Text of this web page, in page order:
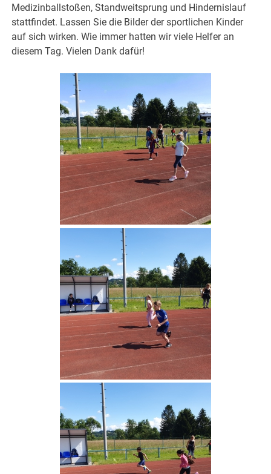
Medizinballstoßen, Standweitsprung und Hindernislauf
stattfindet. Lassen Sie die Bilder der sportlichen Kinder
auf sich wirken. Wie immer hatten wir viele Helfer an
diesem Tag. Vielen Dank dafür!